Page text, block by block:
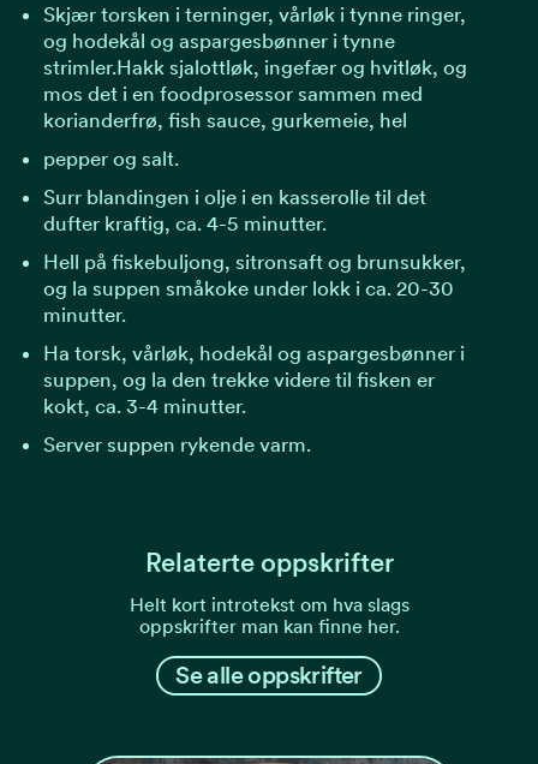
Skjær torsken i terninger, vårløk i tynne ringer,
og hodekål og aspargesbønner i tynne
strimler.Hakk sjalottløk, ingefær og hvitløk, og
mos det i en foodprosessor sammen med
korianderfrø, fish sauce, gurkemeie, hel
pepper og salt.
Surr blandingen i olje i en kasserolle til det
dufter kraftig, ca. 4-5 minutter.
Hell på fiskebuljong, sitronsaft og brunsukker,
og la suppen småkoke under lokk i ca. 20-30
minutter.
Ha torsk, vårløk, hodekål og aspargesbønner i
suppen, og la den trekke videre til fisken er
kokt, ca. 3-4 minutter.
Server suppen rykende varm.
Relaterte oppskrifter
Helt kort introtekst om hva slags
oppskrifter man kan finne her.
Se alle oppskrifter